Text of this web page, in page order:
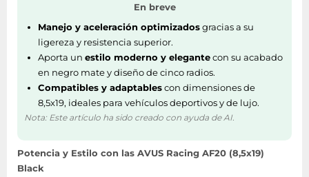
Tratamientos faciales
Secadoras
Sonido y alta fidelidad
TV, vídeo y DVD
Tablets
Telecomunicaciones
En breve
Manejo y aceleración optimizadosgracias a su
ligereza y resistencia superior.
Aporta un estilo moderno y elegantecon su acabado
en negro mate y diseño de cinco radios.
Compatibles y adaptablescon dimensiones de
8,5x19, ideales para vehículos deportivos y de lujo.
Nota: Este artículo ha sido creado con ayuda de AI.
Potencia y Estilo con las AVUS Racing AF20 (8,5x19)
Black